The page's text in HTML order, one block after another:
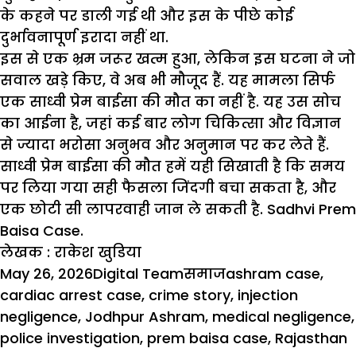
के कहने पर डाली गई थी और इस के पीछे कोई
दुर्भावनापूर्ण इरादा नहीं था.
इस से एक भ्रम जरूर खत्म हुआ, लेकिन इस घटना ने जो
सवाल खड़े किए, वे अब भी मौजूद हैं. यह मामला सिर्फ
एक साध्वी प्रेम बाईसा की मौत का नहीं है. यह उस सोच
का आईना है, जहां कई बार लोग चिकित्सा और विज्ञान
से ज्यादा भरोसा अनुभव और अनुमान पर कर लेते हैं.
साध्वी प्रेम बाईसा की मौत हमें यही सिखाती है कि समय
पर लिया गया सही फैसला जिंदगी बचा सकता है, और
एक छोटी सी लापरवाही जान ले सकती है. Sadhvi Prem
Baisa Case.
लेखक : राकेश खुडिया
Posted
on
May 26, 2026Author
Digital TeamCategories
समाजTags
ashram case,
cardiac arrest case, crime story, injection
negligence, Jodhpur Ashram, medical negligence,
police investigation, prem baisa case, Rajasthan